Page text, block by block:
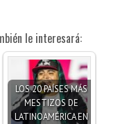
le interesará:
LOS 20 PAÍSES MÁS
MESTIZOS DE
LATINOAMÉRICA EN